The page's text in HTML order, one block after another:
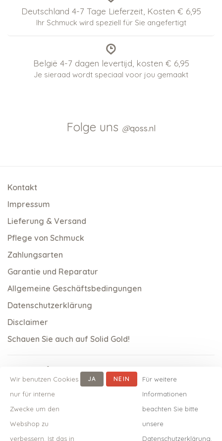
Deutschland 4-7 Tage Lieferzeit, Kosten € 6,95
Ihr Schmuck wird speziell für Sie angefertigt
België 4-7 dagen levertijd, kosten € 6,95
Je sieraad wordt speciaal voor jou gemaakt
Folge uns @qoss.nl
Kontakt
Impressum
Lieferung & Versand
Pflege von Schmuck
Zahlungsarten
Garantie und Reparatur
Allgemeine Geschäftsbedingungen
Datenschutzerklärung
Disclaimer
Schauen Sie auch auf Solid Gold!
Wir benutzen Cookies
nur für interne
Zwecke um den
Webshop zu
verbessern. Ist das in
JA NEIN
Für weitere
Informationen
beachten Sie bitte
unsere
Datenschutzerklärung.